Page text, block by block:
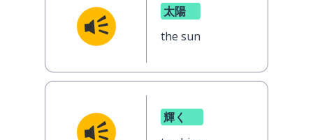
太陽
the sun
輝く